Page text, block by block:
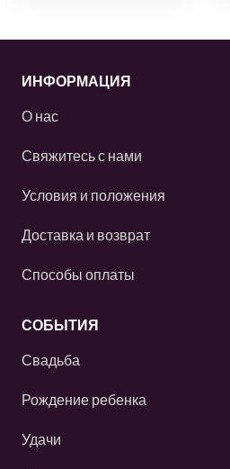
ИНФОРМАЦИЯ
О нас
Свяжитесь с нами
Условия и положения
Доставка и возврат
Способы оплаты
СОБЫТИЯ
Свадьба
Рождение ребенка
Удачи